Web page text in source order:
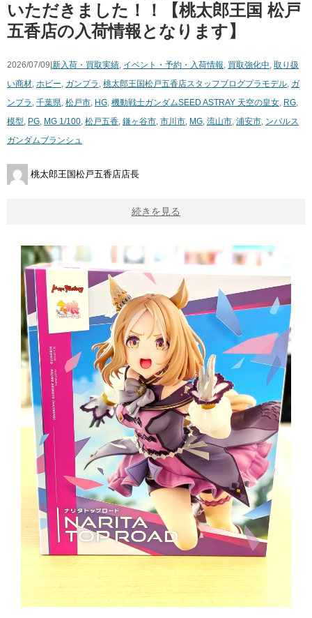
いただきました！！【桃太郎王国 松戸
五香店の入荷情報となります】
2026/07/09| 新入荷・買取実績, イベント・予約・入荷情報, 買取強化中, 取り扱
い商材, ホビー, ガンプラ , 桃太郎王国松戸五香店スタッフブログプラモデル, ガ
ンプラ , 千葉県, 松戸市, HG, 機動戦士ガンダムSEED ASTRAY 天空の皇女, RG,
模型, PG, MG 1/100, 松戸五香, 鎌ヶ谷市, 市川市, MG, 流山市, 浦安市, ンパルス
ガンダムブランシュ
桃太郎王国松戸五香店店長
続きを見る